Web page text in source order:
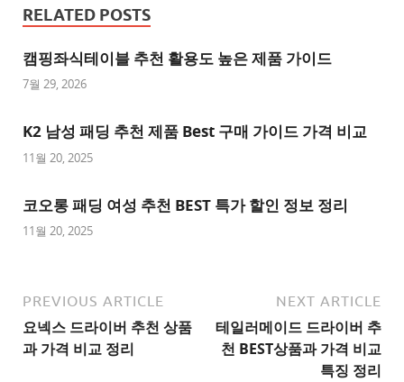
사
이
트
천
사
트
1
사
이
트
RELATED POSTS
캠핑좌식테이블 추천 활용도 높은 제품 가이드
7월 29, 2026
K2 남성 패딩 추천 제품 Best 구매 가이드 가격 비교
11월 20, 2025
코오롱 패딩 여성 추천 BEST 특가 할인 정보 정리
11월 20, 2025
PREVIOUS ARTICLE
요넥스 드라이버 추천 상품
과 가격 비교 정리
NEXT ARTICLE
테일러메이드 드라이버 추
천 BEST상품과 가격 비교
특징 정리